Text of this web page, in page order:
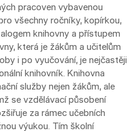
pracoven vybavenou
všechny ročníky, kopírkou,
knihovny a přístupem
která je žákům a učitelům
i po vyučování, je nejčastěji
knihovník. Knihovna
služby nejen žákům, ale
se vzdělávací působení
za rámec učebních
výukou. Tím školní